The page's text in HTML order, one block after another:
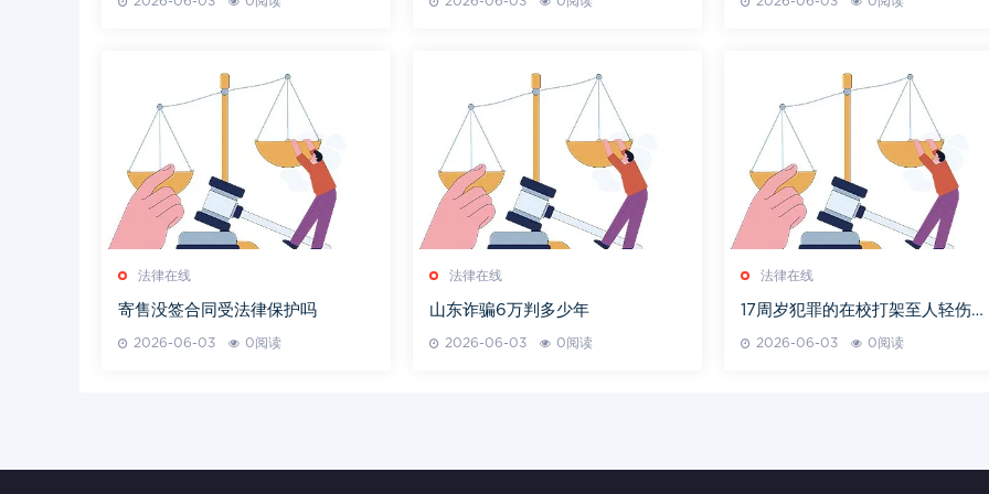
法律在线
寄售没签合同受法律保护吗
2026-06-03 0阅读
法律在线
山东诈骗6万判多少年
2026-06-03 0阅读
法律在线
17周岁犯罪的在校打架至人轻伤会
2026-06-03 0阅读